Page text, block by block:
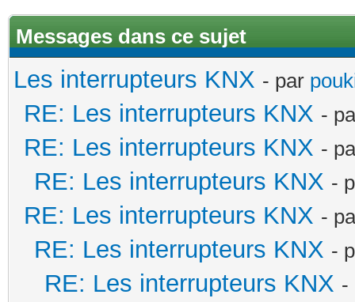
Messages dans ce sujet
Les interrupteurs KNX - par
RE: Les interrupteurs KNX -
RE: Les interrupteurs KNX -
RE: Les interrupteurs KNX -
RE: Les interrupteurs KNX -
RE: Les interrupteurs KNX -
RE: Les interrupteurs KNX -